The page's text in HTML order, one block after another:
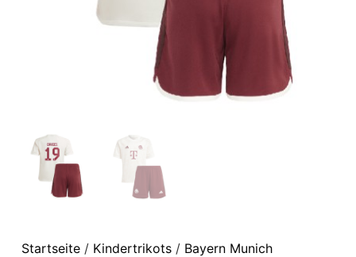
Startseite/ Kindertrikots/ Bayern Munich